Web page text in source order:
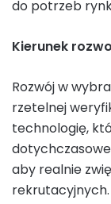
do potrzeb
Kierunek
Rozwój w
rzetelnej
technologię,
aby realnie
rekrutacyjnych.